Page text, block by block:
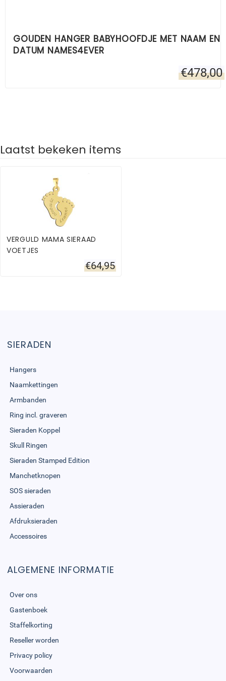
GOUDEN HANGER BABYHOOFDJE MET NAAM EN
DATUM NAMES4EVER
€478,00
Laatst bekeken items
VERGULD MAMA SIERAAD
VOETJES
€64,95
SIERADEN
Hangers
Naamkettingen
Armbanden
Ring incl. graveren
Sieraden Koppel
Skull Ringen
Sieraden Stamped Edition
Manchetknopen
SOS sieraden
Assieraden
Afdruksieraden
Accessoires
ALGEMENE INFORMATIE
Over ons
Gastenboek
Staffelkorting
Reseller worden
Privacy policy
Voorwaarden